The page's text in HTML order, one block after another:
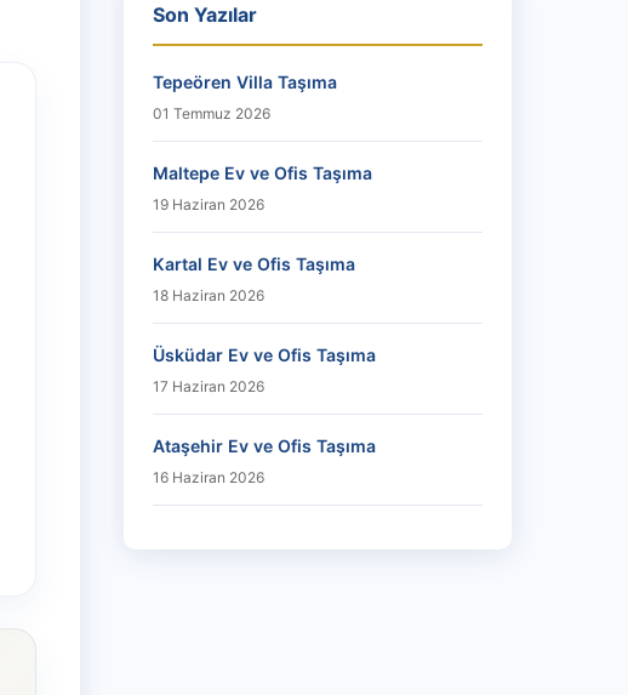
Son Yazılar
Tepeören Villa Taşıma
01 Temmuz 2026
Maltepe Ev ve Ofis Taşıma
19 Haziran 2026
Kartal Ev ve Ofis Taşıma
18 Haziran 2026
Üsküdar Ev ve Ofis Taşıma
17 Haziran 2026
Ataşehir Ev ve Ofis Taşıma
16 Haziran 2026